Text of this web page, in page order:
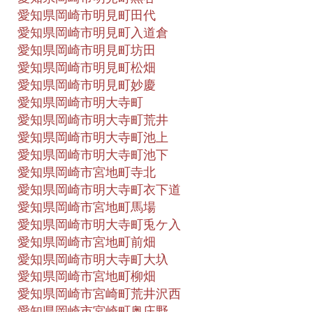
愛知県岡崎市明見町田代
愛知県岡崎市明見町入道倉
愛知県岡崎市明見町坊田
愛知県岡崎市明見町松畑
愛知県岡崎市明見町妙慶
愛知県岡崎市明大寺町
愛知県岡崎市明大寺町荒井
愛知県岡崎市明大寺町池上
愛知県岡崎市明大寺町池下
愛知県岡崎市宮地町寺北
愛知県岡崎市明大寺町衣下道
愛知県岡崎市宮地町馬場
愛知県岡崎市明大寺町兎ケ入
愛知県岡崎市宮地町前畑
愛知県岡崎市明大寺町大圦
愛知県岡崎市宮地町柳畑
愛知県岡崎市宮崎町荒井沢西